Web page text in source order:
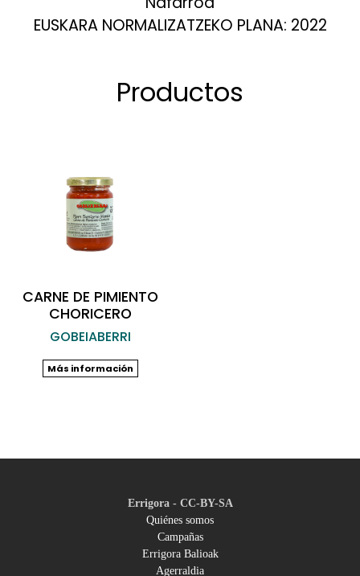
EUSKARA NORMALIZATZEKO PLANA: 2022
Productos
CARNE DE PIMIENTO
CHORICERO
GOBEIABERRI
Más información
Footer
Errigora - CC-BY-SA
Quiénes somos
Campañas
Errigora Balioak
Agerraldia